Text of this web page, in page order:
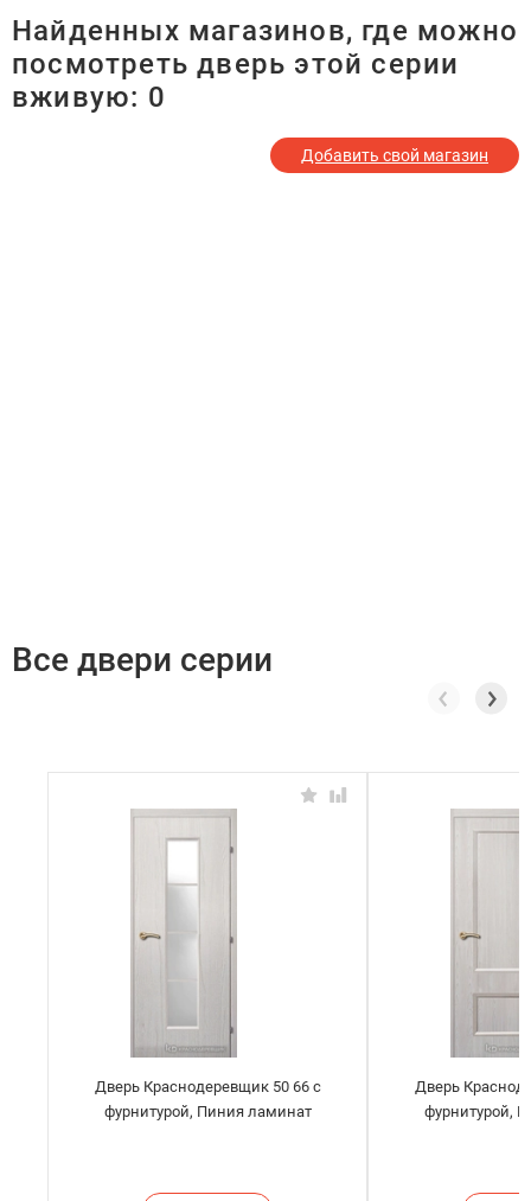
Найденных магазинов, где можно
посмотреть дверь этой серии
вживую: 0
Добавить свой магазин
Все двери серии
Дверь Краснодеревщик 50 66 с
фурнитурой, Пиния ламинат
Дверь
фурнитурой,